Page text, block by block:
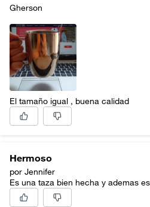
Gherson
El tamaño igual , buena calidad
Hermoso
por Jennifer
Es una taza bien hecha y ademas